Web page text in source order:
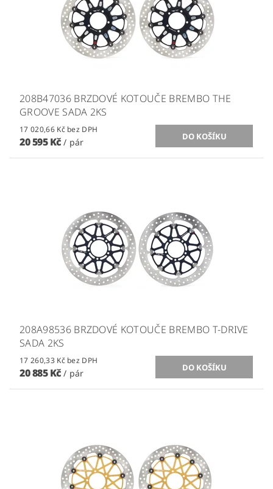
208B47036 BRZDOVÉ KOTOUČE BREMBO THE
GROOVE SADA 2KS
17 020,66 Kč bez DPH
20 595 Kč/ pár
208A98536 BRZDOVÉ KOTOUČE BREMBO T-DRIVE
SADA 2KS
17 260,33 Kč bez DPH
20 885 Kč/ pár